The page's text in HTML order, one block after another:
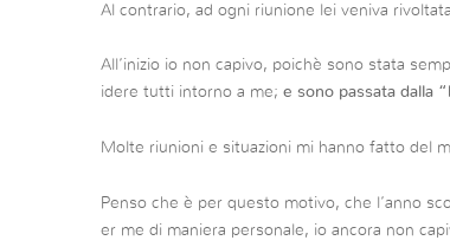
Al contrario, ad ogni riunione lei veniva
All’inizio io non capivo, poichè sono stata
idere tutti intorno a me; e sono passata dalla
Molte riunioni e situazioni mi hanno fatto del
Penso che è per questo motivo, che l’anno
er me di maniera personale, io ancora non